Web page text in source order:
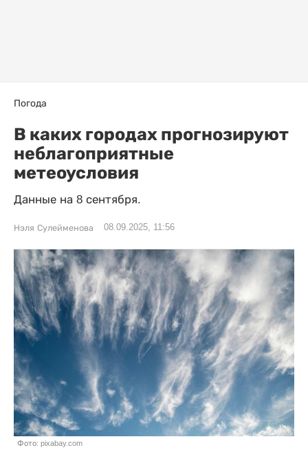
Погода
В каких городах прогнозируют
неблагоприятные
метеоусловия
Данные на 8 сентября.
Нэля Сулейменова 08.09.2025, 11:56
Фото: pixabay.com